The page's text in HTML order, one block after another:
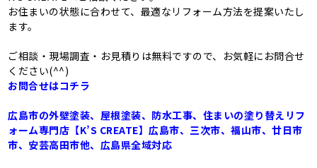
お住まいの状態に合わせて、最適なリフォーム方法を提案いたし
ます。
ご相談・現場調査・お見積りは無料ですので、お気軽にお問合せ
ください(^^)
お問合せはコチラ
広島市の外壁塗装、屋根塗装、防水工事、住まいの塗り替えリフ
ォーム専門店【K’S CREATE】広島市、三次市、福山市、廿日市
市、安芸高田市他、広島県全域対応